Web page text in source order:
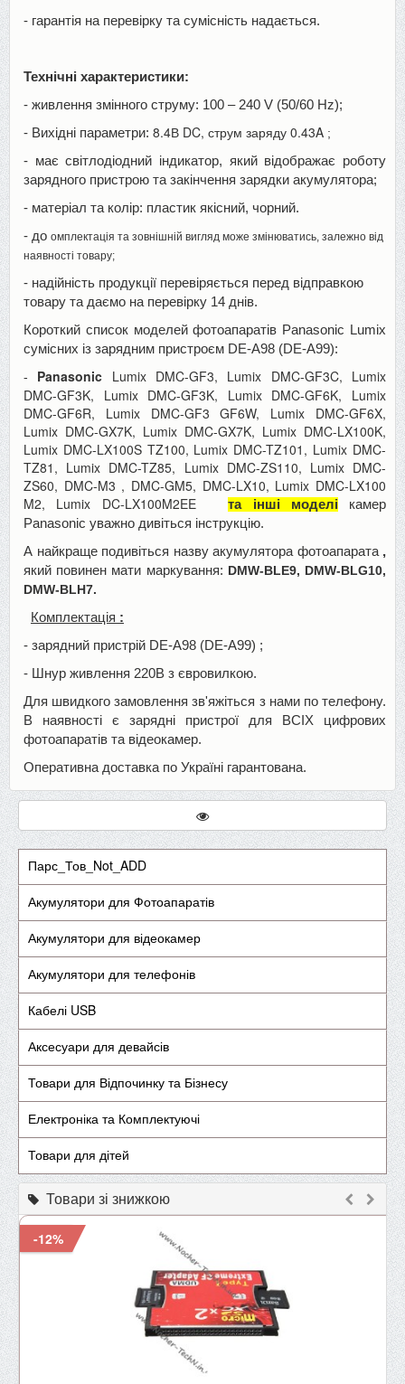
- гарантія на перевірку та сумісність надається.
Технічні характеристики:
- живлення змінного струму: 100 – 240 V (50/60 Hz);
- Вихідні параметри: 8.4В DC, струм заряду 0.43A ;
- має світлодіодний індикатор, який відображає роботу
зарядного пристрою та закінчення зарядки акумулятора;
- матеріал та колір: пластик якісний, чорний.
- до омплектація та зовнішній вигляд може змінюватись, залежно від
наявності товару;
- надійність продукції перевіряється перед відправкою
товару та даємо на перевірку 14 днів.
Короткий список моделей фотоапаратів Panasonic Lumix
сумісних із зарядним пристроєм DE-A98 (DE-A99):
-
Panasonic Lumix DMC-GF3, Lumix DMC-GF3C, Lumix
DMC-GF3K, Lumix DMC-GF3K, Lumix DMC-GF6K, Lumix
DMC-GF6R, Lumix DMC-GF3 GF6W, Lumix DMC-GF6X,
Lumix DMC-GX7K, Lumix DMC-GX7K, Lumix DMC-LX100K,
Lumix DMC-LX100S TZ100, Lumix DMC-TZ101, Lumix DMC-
TZ81, Lumix DMC-TZ85, Lumix DMC-ZS110, Lumix DMC-
ZS60, DMC-M3 , DMC-GM5, DMC-LX10, Lumix DMC-LX100
M2, Lumix DC-LX100M2EE
та інші моделі
камер
Panasonic уважно дивіться інструкцію.
А найкраще подивіться назву акумулятора фотоапарата ,
який повинен мати маркування: DMW-BLE9, DMW-BLG10,
DMW-BLH7.
Комплектація :
- зарядний пристрій DE-A98 (DE-A99) ;
- Шнур живлення 220В з євровилкою.
Для швидкого замовлення зв'яжіться з нами по телефону.
В наявності є зарядні пристрої для
ВСІХ
цифрових
фотоапаратів та відеокамер.
Оперативна доставка по Україні гарантована.
Парс_Тов_Not_ADD
Акумулятори для Фотоапаратів
Акумулятори для відеокамер
Акумулятори для телефонів
Кабелі USB
Аксесуари для девайсів
Товари для Відпочинку та Бізнесу
Електроніка та Комплектуючі
Товари для дітей
Товари зі знижкою
-12%